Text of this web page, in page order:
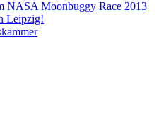
NASA Moonbuggy Race 2013
Leipzig!